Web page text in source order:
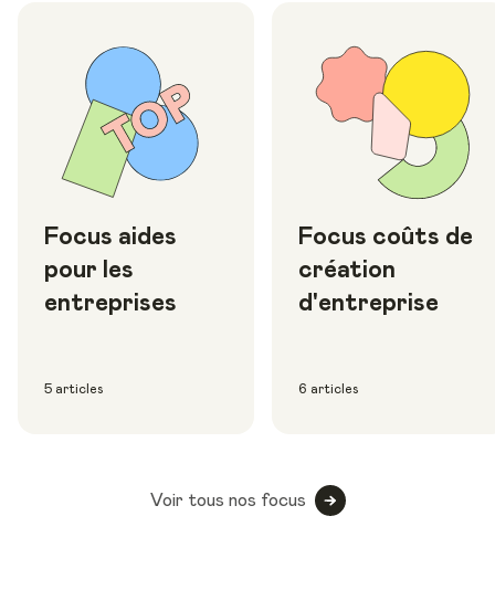
Focus aides
pour les
entreprises
5 articles
Focus coûts de
création
d'entreprise
6 articles
Voir tous nos focus